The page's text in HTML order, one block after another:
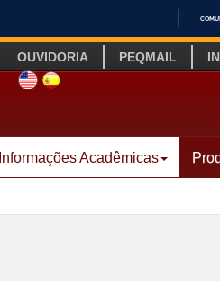
IR
O
OUVIDORIA PEQMAIL
SITE INGLÊS
LINK SITE ESPANHOL
Informações Acadêmicas